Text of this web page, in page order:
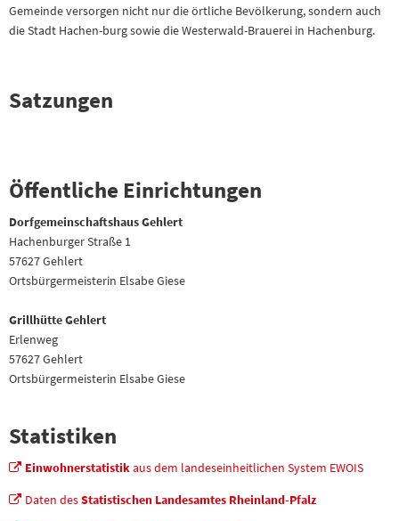
Gemeinde versorgen nicht nur die örtliche Bevölkerung, sondern auch
die Stadt Hachen-burg sowie die Westerwald-Brauerei in Hachenburg.
Satzungen
Öffentliche Einrichtungen
Dorfgemeinschaftshaus Gehlert
Hachenburger Straße 1
57627 Gehlert
Ortsbürgermeisterin Elsabe Giese
Grillhütte Gehlert
Erlenweg
57627 Gehlert
Ortsbürgermeisterin Elsabe Giese
Statistiken
Einwohnerstatistikaus dem landeseinheitlichen System EWOIS
Daten desStatistischen Landesamtes Rheinland-Pfalz